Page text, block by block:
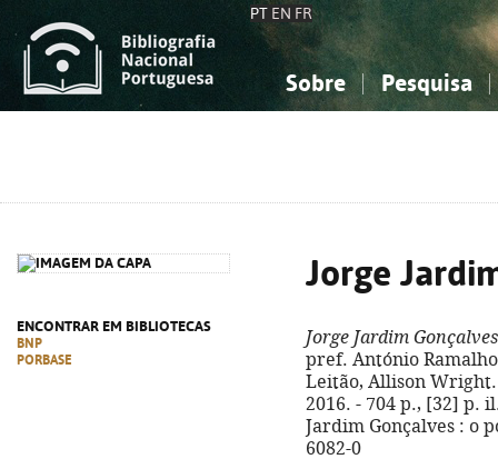
PT EN FR
Sobre Pesquisa
ENCONTRAR EM BIBLIOTECAS
BNP
PORBASE
Jorge
Jorge Jardim Gonçalves
pref. António
Leitão, Allison
2016. - 704 p., [32] p.
Jardim Gonçalves : o
6082-0